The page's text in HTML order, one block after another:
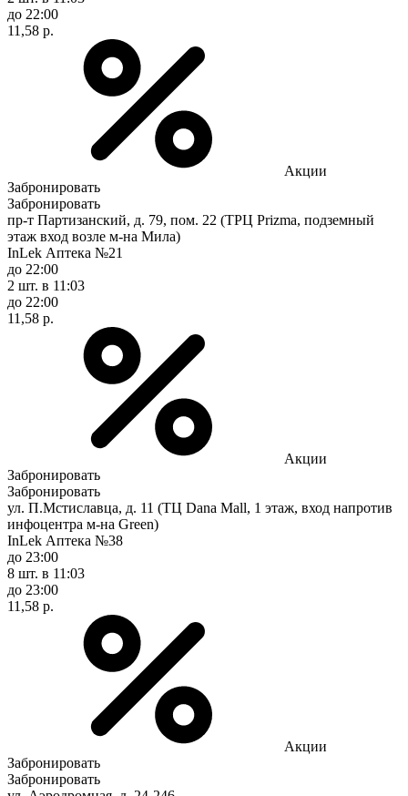
до 22:00
11,58 р.
Акции
Забронировать
Забронировать
пр-т Партизанский, д. 79, пом. 22 (ТРЦ Prizma, подземный
этаж вход возле м-на Мила)
InLek Аптека №21
до 22:00
2 шт. в 11:03
до 22:00
11,58 р.
Акции
Забронировать
Забронировать
ул. П.Мстиславца, д. 11 (ТЦ Dana Mall, 1 этаж, вход напротив
инфоцентра м-на Green)
InLek Аптека №38
до 23:00
8 шт. в 11:03
до 23:00
11,58 р.
Акции
Забронировать
Забронировать